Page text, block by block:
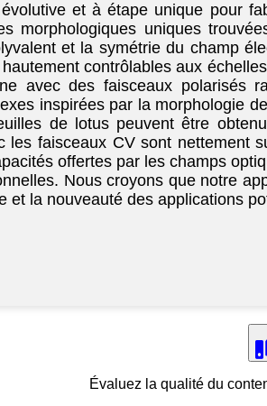
et à étape unique pour
morphologiques uniques
et la symétrie du champ
contrôlables aux
avec des faisceaux polarisés
inspirées par la morphologie
de lotus peuvent être
les faisceaux CV sont nettement
offertes par les champs
Nous croyons que notre
et la nouveauté des applications
Évaluez la qualité du